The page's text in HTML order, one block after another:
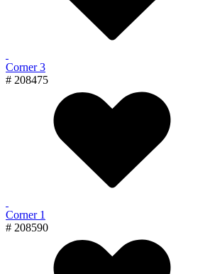
Corner 3
# 208475
Corner 1
# 208590